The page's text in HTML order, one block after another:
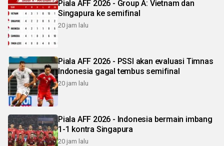
Piala AFF 2026 - Group A: Vietnam dan
Singapura ke semifinal
20 jam lalu
Piala AFF 2026 - PSSI akan evaluasi Timnas
Indonesia gagal tembus semifinal
20 jam lalu
Piala AFF 2026 - Indonesia bermain imbang
1-1 kontra Singapura
20 jam lalu